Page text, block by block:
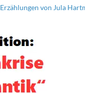
Erzählungen von Jula